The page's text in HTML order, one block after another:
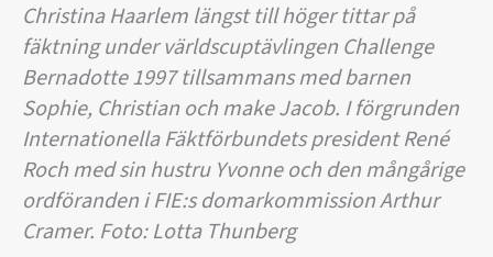
Christina Haarlem längst till höger tittar på
fäktning under världscuptävlingen Challenge
Bernadotte 1997 tillsammans med barnen
Sophie, Christian och make Jacob. I förgrunden
Internationella Fäktförbundets president René
Roch med sin hustru Yvonne och den mångårige
ordföranden i FIE:s domarkommission Arthur
Cramer. Foto: Lotta Thunberg